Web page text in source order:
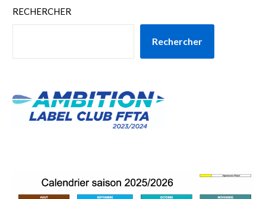
RECHERCHER
Rechercher